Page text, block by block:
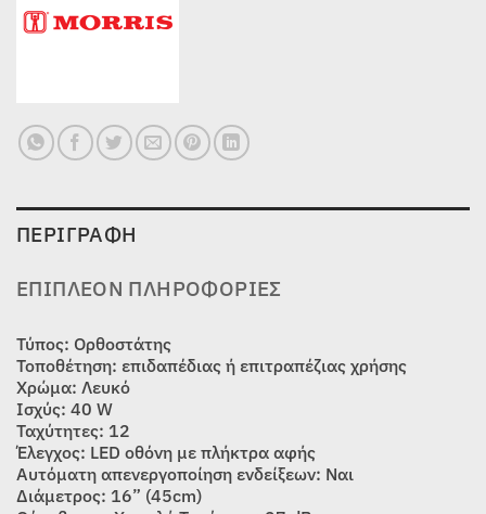
ΠΕΡΙΓΡΑΦΉ
ΕΠΙΠΛΈΟΝ ΠΛΗΡΟΦΟΡΊΕΣ
Τύπος: Ορθοστάτης
Τοποθέτηση: επιδαπέδιας ή επιτραπέζιας χρήσης
Χρώμα: Λευκό
Ισχύς: 40 W
Ταχύτητες: 12
Έλεγχος: LED οθόνη με πλήκτρα αφής
Αυτόματη απενεργοποίηση ενδείξεων: Ναι
Διάμετρος: 16” (45cm)